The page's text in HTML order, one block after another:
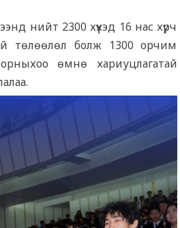
нийт 2300 хүүхэд 16 нас хүрч
төлөөлөл болж 1300 орчим
өмнө хариуцлагатай